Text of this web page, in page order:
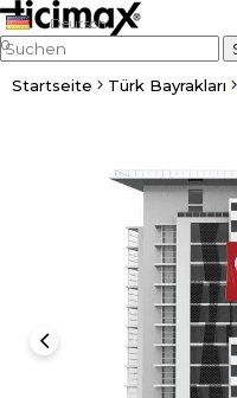
Deutsch
0
Startseite Türk Bayrakları